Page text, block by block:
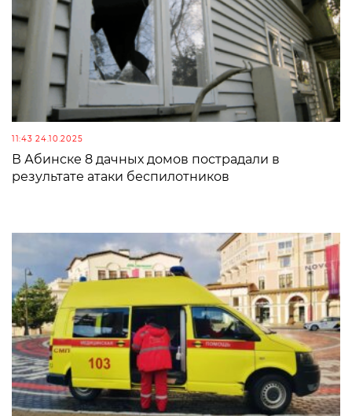
11:43 24.10.2025
В Абинске 8 дачных домов пострадали в
результате атаки беспилотников